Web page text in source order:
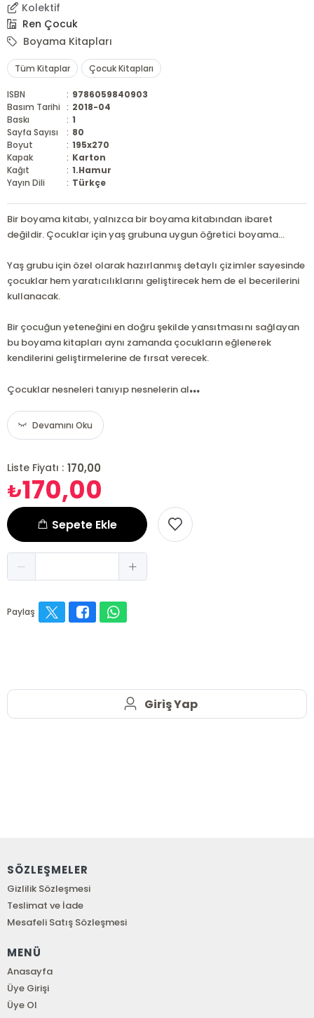
Kolektif
Ren Çocuk
Boyama Kitapları
Tüm Kitaplar Çocuk Kitapları
ISBN : 9786059840903
Basım Tarihi : 2018-04
Baskı
: 1
Sayfa Sayısı
: 80
Boyut
: 195x270
Kapak
: Karton
Kağıt
: 1.Hamur
Yayın Dili
: Türkçe
Bir boyama kitabı, yalnızca bir boyama kitabından ibaret
değildir. Çocuklar için yaş grubuna uygun öğretici boyama...
Yaş grubu için özel olarak hazırlanmış detaylı çizimler sayesinde
çocuklar hem yaratıcılıklarını geliştirecek hem de el becerilerini
kullanacak.
Bir çocuğun yeteneğini en doğru şekilde yansıtmasını sağlayan
bu boyama kitapları aynı zamanda çocukların eğlenerek
kendilerini geliştirmelerine de fırsat verecek.
Çocuklar nesneleri tanıyıp nesnelerin al...
Devamını Oku
Liste Fiyatı : 170,00
₺170,00
Sepete Ekle
Paylaş
Giriş Yap
SÖZLEŞMELER
Gizlilik Sözleşmesi
Teslimat ve İade
Mesafeli Satış Sözleşmesi
MENÜ
Anasayfa
Üye Girişi
Üye Ol